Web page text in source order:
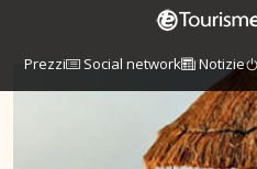
Prezzi Social network Notizie